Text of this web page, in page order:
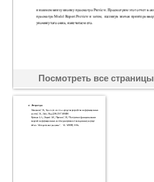
Посмотреть все страницы